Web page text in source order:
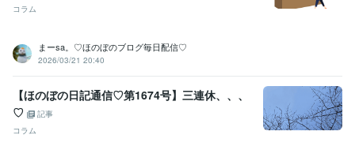
コラム
まーsa。♡ほのぼのブログ毎日配信♡
2026/03/21 20:40
【ほのぼの日記通信♡第1674号】三連休、、、
♡
記事
コラム